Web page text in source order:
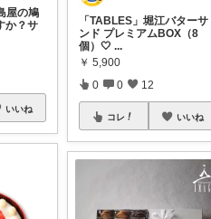
屋の鳩
か？サ
いいね
「TABLES」堀江バターサ
ンド プレミアムBOX（8
個）🤍...
￥ 5,900
0 0 12
コレ いいね